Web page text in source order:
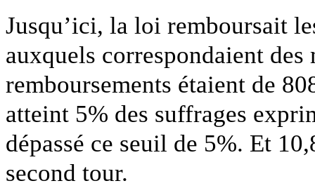
Jusqu’ici, la loi remboursait
auxquels correspondaient
remboursements étaient de
atteint 5% des suffrages
dépassé ce seuil de 5%. Et
second tour.